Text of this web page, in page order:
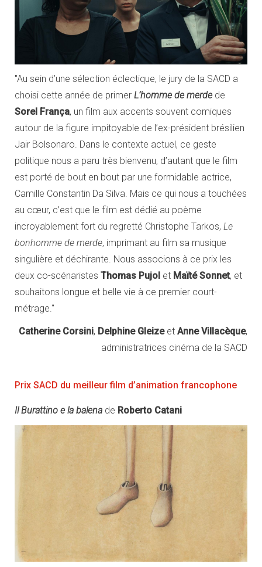
"Au sein d’une sélection éclectique, le jury de la SACD a
choisi cette année de primer L’homme de merde de
Sorel França, un film aux accents souvent comiques
autour de la figure impitoyable de l’ex-président brésilien
Jair Bolsonaro. Dans le contexte actuel, ce geste
politique nous a paru très bienvenu, d’autant que le film
est porté de bout en bout par une formidable actrice,
Camille Constantin Da Silva. Mais ce qui nous a touchées
au cœur, c’est que le film est dédié au poème
incroyablement fort du regretté Christophe Tarkos, Le
bonhomme de merde, imprimant au film sa musique
singulière et déchirante. Nous associons à ce prix les
deux co-scénaristes Thomas Pujol et Maïté Sonnet, et
souhaitons longue et belle vie à ce premier court-
métrage."
Catherine Corsini, Delphine Gleizeet Anne Villacèque,
administratrices cinéma de la SACD
Prix SACD du meilleur film d’animation francophone
Il Burattino e la balena de Roberto Catani